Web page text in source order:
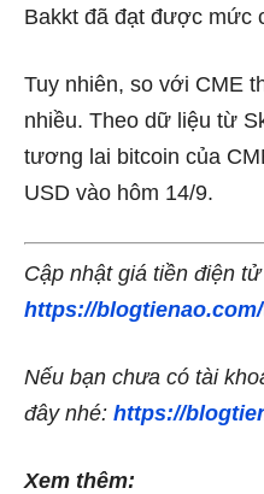
Bakkt đã đạt được mức
Tuy nhiên, so với CME
nhiều. Theo dữ liệu từ
tương lai bitcoin của
USD vào hôm 14/9.
Cập nhật giá tiền điện
https://
Nếu bạn chưa có tài
đây nhé: https://
Xem thêm: